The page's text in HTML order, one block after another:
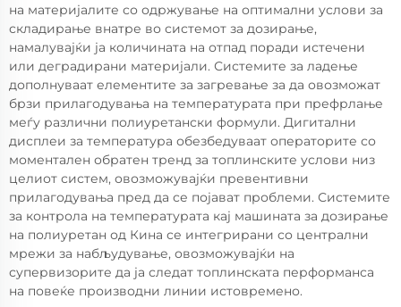
на материјалите со одржување на оптимални услови за
складирање внатре во системот за дозирање,
намалувајќи ја количината на отпад поради истечени
или деградирани материјали. Системите за ладење
дополнуваат елементите за загревање за да овозможат
брзи прилагодувања на температурата при префрлање
меѓу различни полиуретански формули. Дигитални
дисплеи за температура обезбедуваат операторите со
моментален обратен тренд за топлинските услови низ
целиот систем, овозможувајќи превентивни
прилагодувања пред да се појават проблеми. Системите
за контрола на температурата кај машината за дозирање
на полиуретан од Кина се интегрирани со централни
мрежи за набљудување, овозможувајќи на
супервизорите да ја следат топлинската перформанса
на повеќе производни линии истовремено.